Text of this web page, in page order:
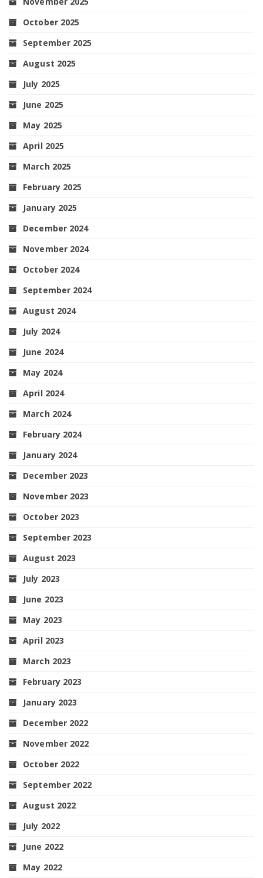
October 2025
September 2025
August 2025
July 2025
June 2025
May 2025
April 2025
March 2025
February 2025
January 2025
December 2024
November 2024
October 2024
September 2024
August 2024
July 2024
June 2024
May 2024
April 2024
March 2024
February 2024
January 2024
December 2023
November 2023
October 2023
September 2023
August 2023
July 2023
June 2023
May 2023
April 2023
March 2023
February 2023
January 2023
December 2022
November 2022
October 2022
September 2022
August 2022
July 2022
June 2022
May 2022